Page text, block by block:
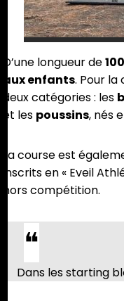
D’une longueur de
aux enfants. Pour
deux catégories : les
et les poussins, nés
La course est
inscrits en « Eveil
hors compétition.
Dans les starting